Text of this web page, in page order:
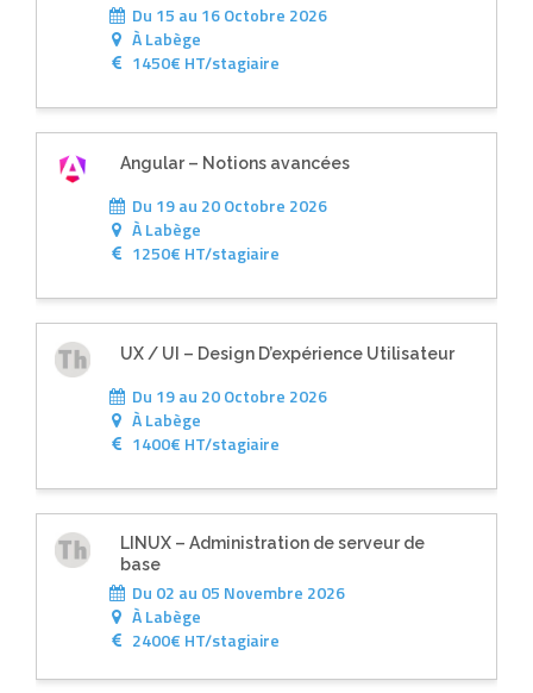
Du 15 au 16 Octobre 2026
ÀLabège
1450€ HT/stagiaire
Angular – Notions avancées
Du 19 au 20 Octobre 2026
ÀLabège
1250€ HT/stagiaire
UX / UI – Design D’expérience Utilisateur
Du 19 au 20 Octobre 2026
ÀLabège
1400€ HT/stagiaire
LINUX – Administration de serveur de
base
Du 02 au 05 Novembre 2026
ÀLabège
2400€ HT/stagiaire